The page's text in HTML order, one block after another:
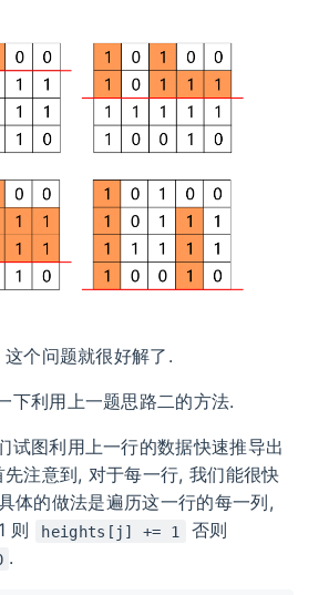
个问题就很好解了.
下利用上一题思路二的方法.
试图利用上一行的数据快速推导出
注意到, 对于每一行, 我们能很快
体的做法是遍历这一行的每一列,
则 heights[j] += 1 否则
.